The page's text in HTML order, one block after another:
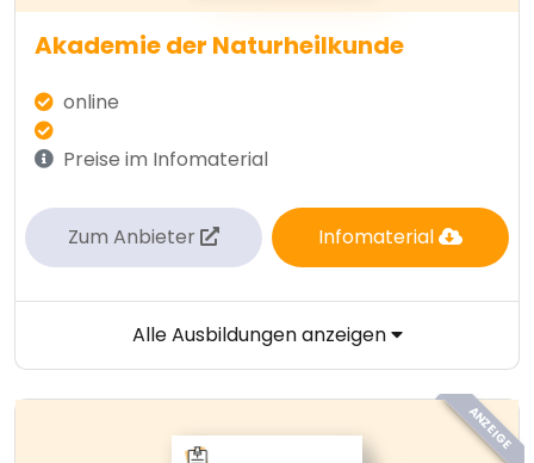
Akademie der Naturheilkunde
online
Preise im Infomaterial
Zum Anbieter Infomaterial
Alle Ausbildungen anzeigen
ANZEIGE